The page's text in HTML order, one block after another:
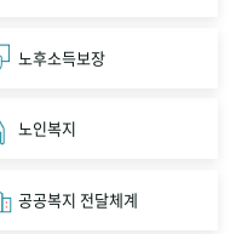
노후소득보장
노인복지
공공복지 전달체계